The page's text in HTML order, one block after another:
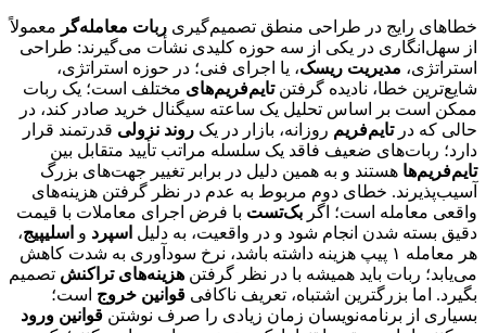
خطاهای رایج در طراحی منطق تصمیم‌گیری ربات معامله‌گر معمولاً
از سهل‌انگاری در یکی از سه حوزه کلیدی نشأت می‌گیرند: طراحی
استراتژی، مدیریت ریسک، یا اجرای فنی؛ در حوزه استراتژی،
شایع‌ترین خطا، نادیده گرفتنتایم‌فریم‌های مختلف است؛ یک ربات
ممکن است بر اساس تحلیل یک ساعته سیگنال خرید صادر کند، در
حالی که درتایم‌فریم روزانه، بازار در یک روند نزولی قدرتمند قرار
دارد؛ ربات‌های ضعیف فاقد یک سلسله مراتب تأیید متقابل بین
تایم‌فریم‌ها هستند و به همین دلیل در برابر تغییر جهت‌های بزرگ
آسیب‌پذیرند. خطای دوم مربوط به عدم در نظر گرفتن هزینه‌های
واقعی معامله است؛ اگر بک‌تست با فرض اجرای معاملات با قیمت
دقیق بسته شدن انجام شود و در واقعیت، به دلیل اسپرد و اسلیپیج،
هر معامله ۱ پیپ هزینه داشته باشد، نرخ سودآوری به شدت کاهش
می‌یابد؛ ربات باید همیشه با در نظر گرفتن هزینه‌های تراکنش تصمیم
بگیرد. اما بزرگترین اشتباه، تعریف ناکافی قوانین خروج است؛
بسیاری از برنامه‌نویسان زمان زیادی را صرف نوشتن قوانین ورود